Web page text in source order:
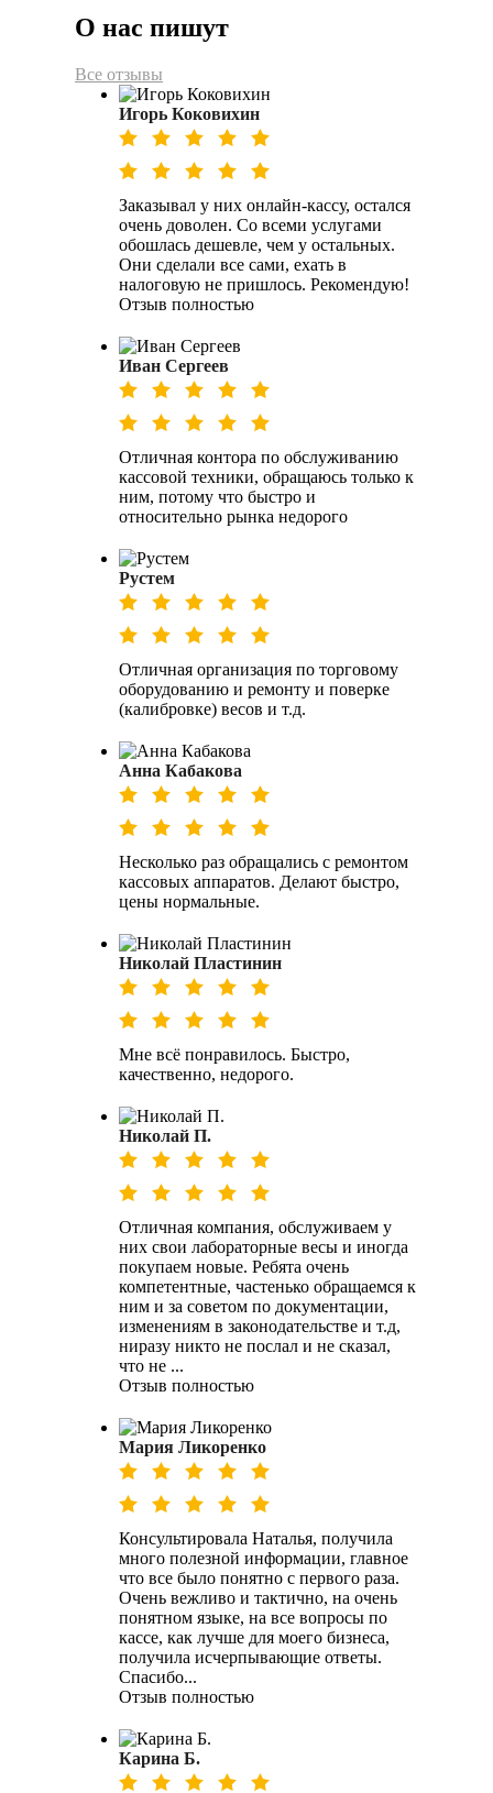
О нас пишут
Все отзывы
Игорь Коковихин
Заказывал у них онлайн-кассу, остался
очень доволен. Со всеми услугами
обошлась дешевле, чем у остальных.
Они сделали все сами, ехать в
налоговую не пришлось. Рекомендую!
Отзыв полностью
Иван Сергеев
Отличная контора по обслуживанию
кассовой техники, обращаюсь только к
ним, потому что быстро и
относительно рынка недорого
Рустем
Отличная организация по торговому
оборудованию и ремонту и поверке
(калибровке) весов и т.д.
Анна Кабакова
Несколько раз обращались с ремонтом
кассовых аппаратов. Делают быстро,
цены нормальные.
Николай Пластинин
Мне всё понравилось. Быстро,
качественно, недорого.
Николай П.
Отличная компания, обслуживаем у
них свои лабораторные весы и иногда
покупаем новые. Ребята очень
компетентные, частенько обращаемся к
ним и за советом по документации,
изменениям в законодательстве и т.д,
ниразу никто не послал и не сказал,
что не ...
Отзыв полностью
Мария Ликоренко
Консультировала Наталья, получила
много полезной информации, главное
что все было понятно с первого раза.
Очень вежливо и тактично, на очень
понятном языке, на все вопросы по
кассе, как лучше для моего бизнеса,
получила исчерпывающие ответы.
Спасибо...
Отзыв полностью
Карина Б.